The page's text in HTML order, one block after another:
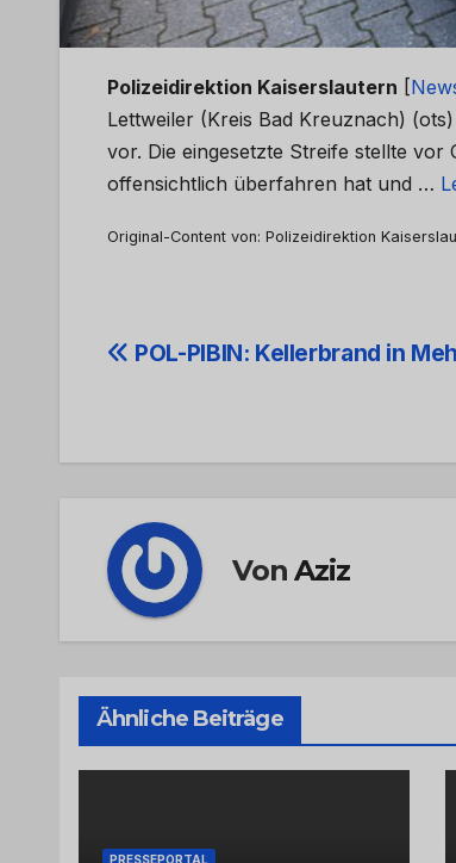
Polizeidirektion Kaiserslautern [
Lettweiler (Kreis Bad Kreuznach)
vor. Die eingesetzte Streife stellte
offensichtlich überfahren hat und …
Original-Content von: Polizeidirektion
Beitrags-
POL-PIBIN: Kellerbrand in
VonAziz
Ähnliche Beiträge
PRESSEPORTAL